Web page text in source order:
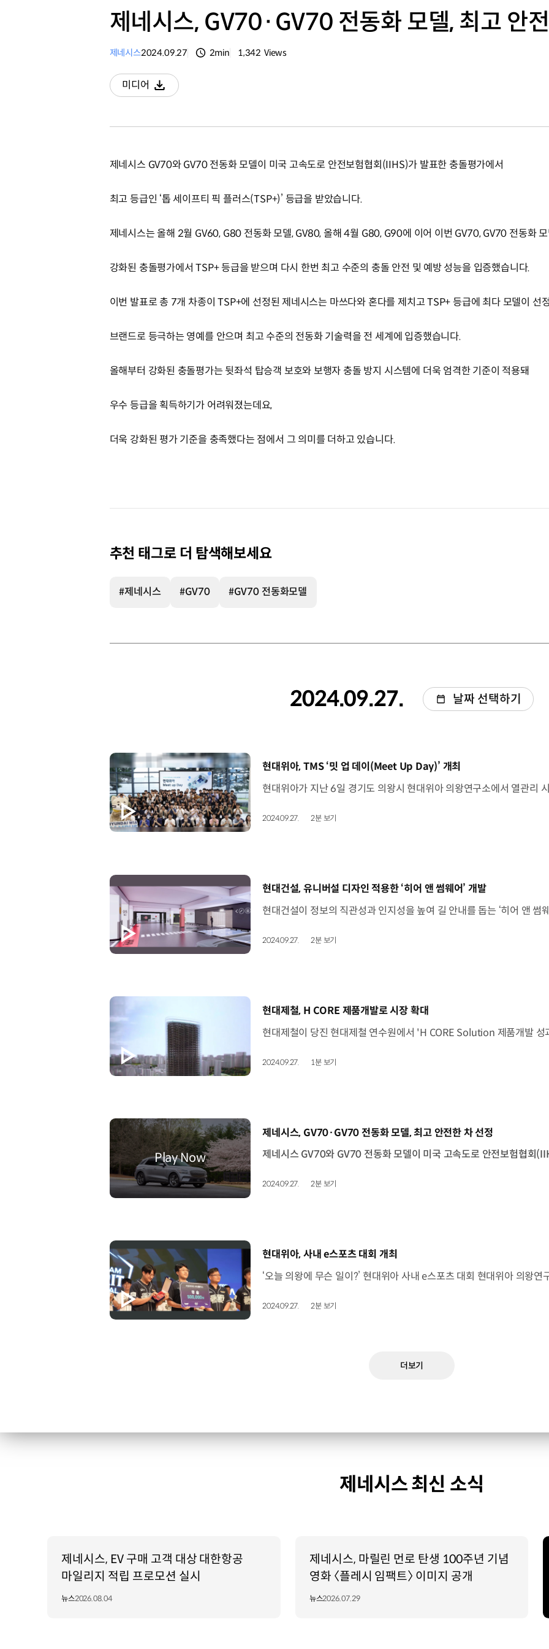
제네시스, GV70·GV70 전동화 모델, 최고 안
제네시스2024.09.27 2min 1,342 Views
미디어
다운로드
제네시스 GV70와 GV70 전동화 모델이 미국 고속도로 안전보험협회(IIHS)가 발표한 충돌평가에서
최고 등급인 ‘톱 세이프티 픽 플러스(TSP+)’ 등급을 받았습니다.
제네시스는 올해 2월 GV60, G80 전동화 모델, GV80, 올해 4월 G80, G90에 이어 이번 GV70, GV70 전동화
강화된 충돌평가에서 TSP+ 등급을 받으며 다시 한번 최고 수준의 충돌 안전 및 예방 성능을 입증했습니다.
이번 발표로 총 7개 차종이 TSP+에 선정된 제네시스는 마쓰다와 혼다를 제치고 TSP+ 등급에 최다 모델이 선
브랜드로 등극하는 영예를 안으며 최고 수준의 전동화 기술력을 전 세계에 입증했습니다.
올해부터 강화된 충돌평가는 뒷좌석 탑승객 보호와 보행자 충돌 방지 시스템에 더욱 엄격한 기준이 적용돼
우수 등급을 획득하기가 어려워졌는데요,
더욱 강화된 평가 기준을 충족했다는 점에서 그 의미를 더하고 있습니다.
추천 태그로 더 탐색해보세요
#제네시스 #GV70 #GV70 전동화모델
2024.09.27. 날짜 선택하기
[동영상]
현대위아, TMS ‘밋 업 데이(Meet Up Day)’ 개최
2024.09.27. 2분 보기
[동영상]
현대건설, 유니버설 디자인 적용한 ‘히어 앤 썸웨어’ 개발
2024.09.27. 2분 보기
[동영상]
현대제철, H CORE 제품개발로 시장 확대
2024.09.27. 1분 보기
[동영상]
제네시스, GV70·GV70 전동화 모델, 최고 안전한 차 선정
2024.09.27. 2분 보기
[동영상]
현대위아, 사내 e스포츠 대회 개최
2024.09.27. 2분 보기
더보기
제네시스 최신 소식
제네시스, EV 구매 고객 대상 대한항공
마일리지 적립 프로모션 실시
뉴스2026.08.04
제네시스, 마릴린 먼로 탄생 100주년 기념
영화 〈플레시 임팩트〉 이미지 공개
뉴스2026.07.29